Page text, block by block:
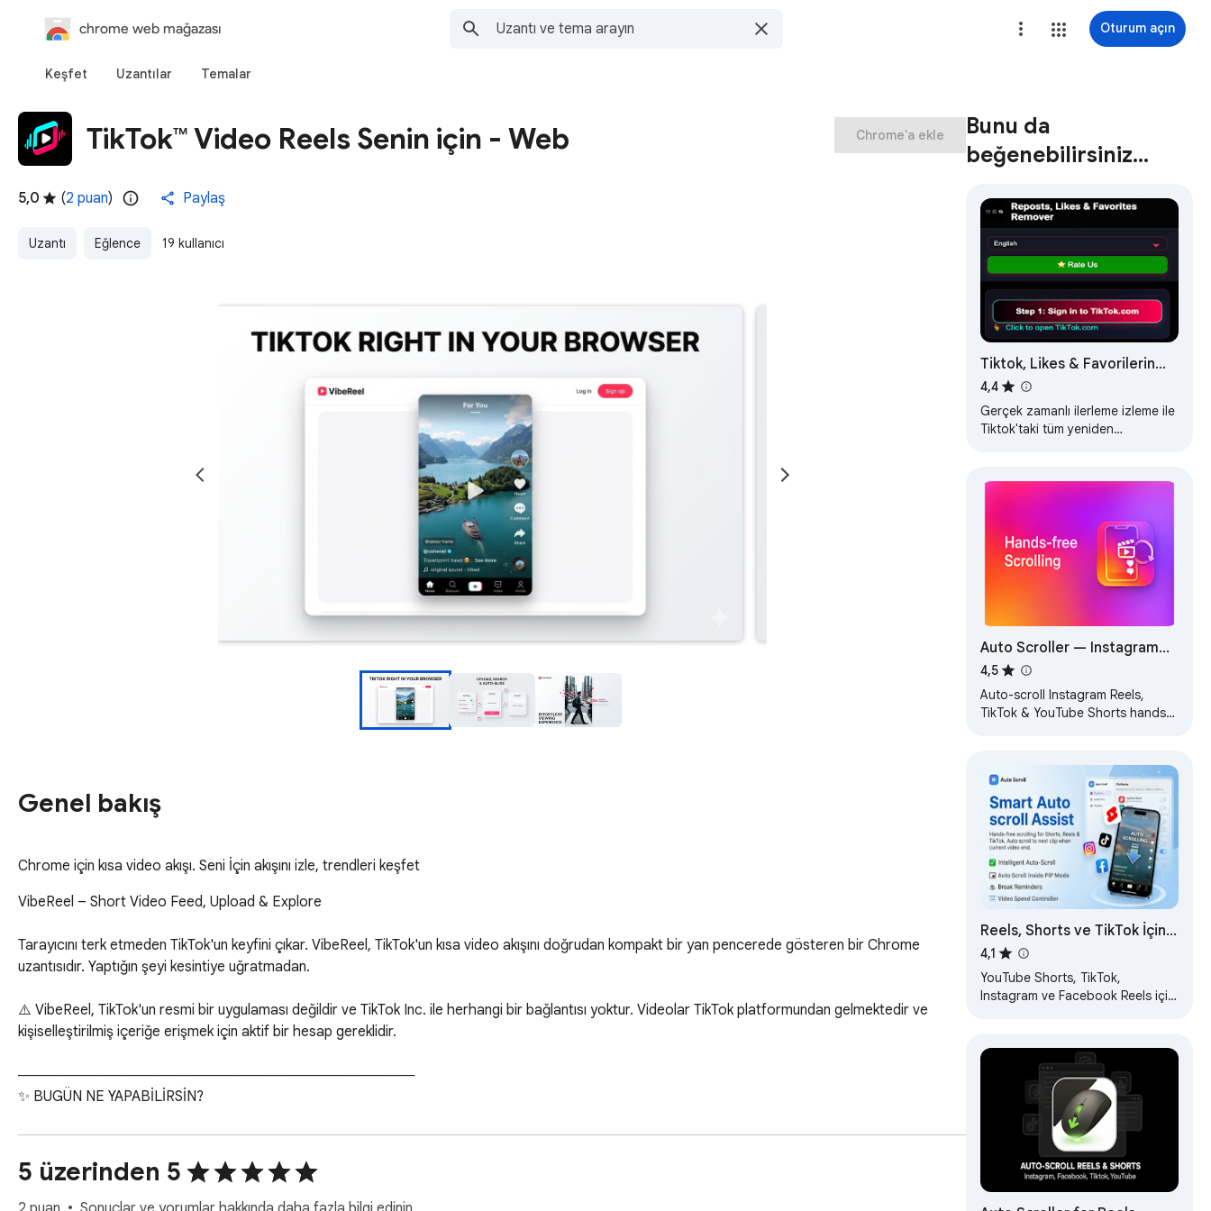
chrome web mağazası Oturum açın
Keşfet Uzantılar Temalar
TikTok™ Video Reels Senin için - Web
5,0 (2 puan) Paylaş
Uzantı Eğlence 19 kullanıcı
Chrome'a ekle
Genel bakış
Chrome için kısa video akışı. Seni İçin akışını izle, trendleri keşfet
VibeReel – Short Video Feed, Upload & Explore
Tarayıcını terk etmeden TikTok'un keyfini çıkar. VibeReel, TikTok'un kısa video akışını doğrudan kompakt bir yan pencerede gösteren bir Chrome
uzantısıdır. Yaptığın şeyi kesintiye uğratmadan.
⚠️ VibeReel, TikTok'un resmi bir uygulaması değildir ve TikTok Inc. ile herhangi bir bağlantısı yoktur. Videolar TikTok platformundan gelmektedir ve
kişiselleştirilmiş içeriğe erişmek için aktif bir hesap gereklidir.
────────────────────────────────────────
✨ BUGÜN NE YAPABİLİRSİN?
📱 For You — Kişiselleştirilmiş akışın
TikTok'un senin için seçtiği videoları kaydır; uygulamada olduğu gibi, ama doğrudan tarayıcıdan.
5 üzerinden 5
Bunu da
beğenebilirsiniz…
Tiktok, Likes & Favorilerin
Çıkarma
4,4
Gerçek zamanlı ilerleme izleme ile
Tiktok'taki tüm yeniden
bir krom…
Auto Scroller — Instagram
Reels, TikTok & YouTube
Shorts
4,5
Auto-scroll Instagram Reels,
TikTok & YouTube Shorts hands-
Reels, Shorts ve TikTok İçin
Otomatik Kaydırıcı ve PiP
4,1
YouTube Shorts, TikTok,
Instagram ve Facebook Reels için
ve…